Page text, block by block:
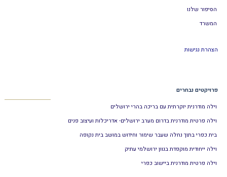
הסיפור שלנו
המשרד
הצהרת נגישות
פרויקטים נבחרים
וילה מודרנית יוקרתית עם בריכה בהרי ירושלים
וילה פרטית מודרנית בדרום מערב ירושלים- אדריכלות ועיצוב פנים
בית כפרי בתוך נחלה שעבר שימור וחידוש במושב בית נקופה
וילה ייחודית מוקפדת בגוון ירושלמי עתיק
וילה פרטית מודרנית ביישוב כפרי